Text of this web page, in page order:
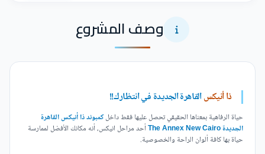
وصف المشروع
ذا أنيكسالقاهرة الجديدة في انتظارك!!
حياة الرفاهية بمعناها الحقيقي تحصل عليها فقط داخلكمبوند ذا أنيكس القاهرة
الجديدة The Annex New Cairo
أحد مراحل انيكس، أنه مكانك الأفضل لممارسة
حياة بها كافة ألوان الراحة والخصوصية.